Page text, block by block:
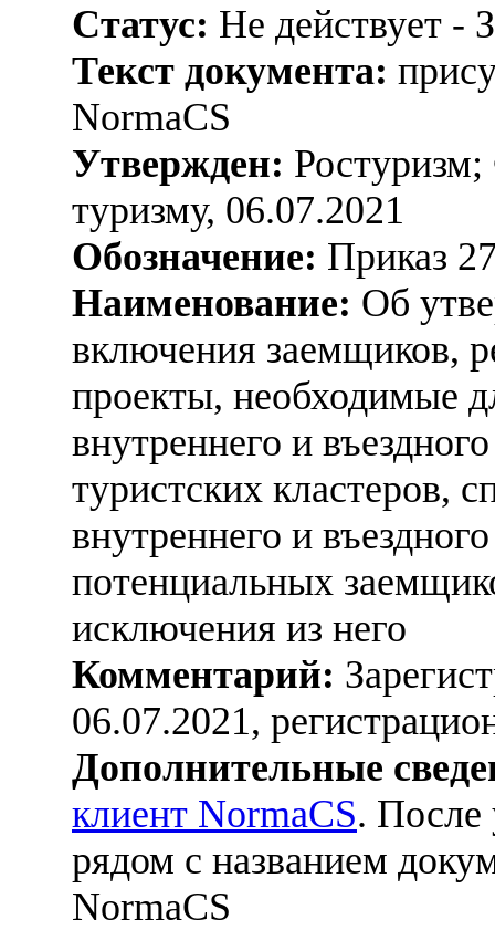
Статус: Не действует -
Текст документа:
NormaCS
Утвержден: Ростуризм;
туризму, 06.07.2021
Обозначение: Приказ
Наименование: Об
включения заемщиков,
проекты, необходимые
внутреннего и
туристских кластеров,
внутреннего и
потенциальных
исключения из него
Комментарий:
06.07.2021,
Дополнительные
клиент NormaCS. После
рядом с названием
NormaCS